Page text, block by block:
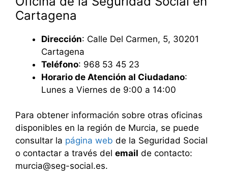
Cartagena
Dirección: Calle Del Carmen, 5, 30201
Cartagena
Teléfono: 968 53 45 23
Horario de Atención al Ciudadano:
Lunes a Viernes de 9:00 a 14:00
Para obtener información sobre otras oficinas
disponibles en la región de Murcia, se puede
consultar la página web de la Seguridad Social
o contactar a través del email de contacto:
murcia@seg-social.es.